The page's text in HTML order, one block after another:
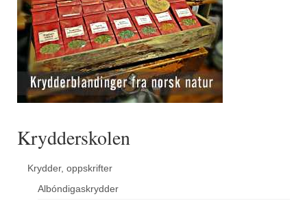
Krydderskolen
Krydder, oppskrifter
Albóndigaskrydder